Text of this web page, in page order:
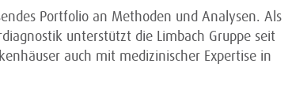
Portfolio an Methoden und Analysen. Als
unterstützt die Limbach Gruppe seit
auch mit medizinischer Expertise in